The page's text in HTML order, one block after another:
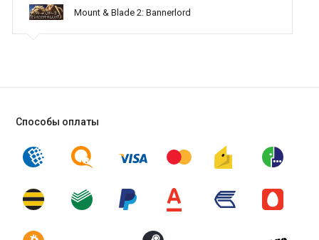
Mount & Blade 2: Bannerlord
Способы оплаты